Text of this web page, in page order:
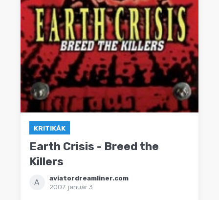
KRITIKÁK
Earth Crisis - Breed the
Killers
A
aviatordreamliner.com
2007. január 3.